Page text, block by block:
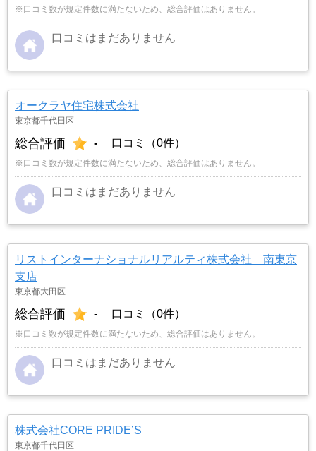
※口コミ数が規定件数に満たないため、総合評価はありません。
口コミはまだありません
オークラヤ住宅株式会社
東京都千代田区
総合評価 - 口コミ（0件）
※口コミ数が規定件数に満たないため、総合評価はありません。
口コミはまだありません
リストインターナショナルリアルティ株式会社 南東京
支店
東京都大田区
総合評価 - 口コミ（0件）
※口コミ数が規定件数に満たないため、総合評価はありません。
口コミはまだありません
株式会社CORE PRIDE’S
東京都千代田区